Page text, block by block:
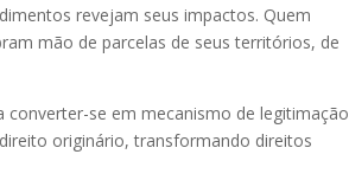
revejam seus impactos. Quem
mão de parcelas de seus territórios, de
converter-se em mecanismo de legitimação
originário, transformando direitos